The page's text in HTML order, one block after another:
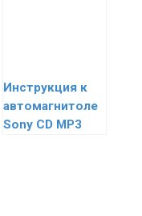
Инструкция к
автомагнитоле
Sony CD MP3